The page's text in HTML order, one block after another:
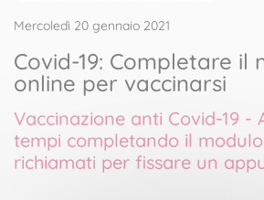
Mercoledì 20 gennaio 2021
Covid-19: Completare il
online per vaccinarsi
Vaccinazione anti Covid-19 -
tempi completando il
richiamati per fissare un